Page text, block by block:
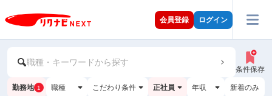
会員登録 ログイン
職種・キーワードから探す
条件保存
勤務地 1 職種 こだわり条件 正社員 年収 新着のみ